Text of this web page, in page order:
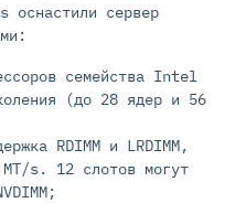
оснастили сервер
семейства Intel
(до 28 ядер и 56
RDIMM и LRDIMM,
s. 12 слотов могут